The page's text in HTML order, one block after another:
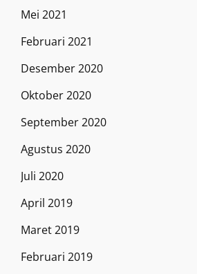
Mei 2021
Februari 2021
Desember 2020
Oktober 2020
September 2020
Agustus 2020
Juli 2020
April 2019
Maret 2019
Februari 2019